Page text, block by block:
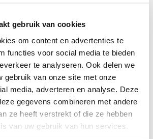
gebruik van cookies
om content en advertenties te
functies voor social media te bieden
te analyseren. Ook delen we
gebruik van onze site met onze
media, adverteren en analyse. Deze
gegevens combineren met andere
ze heeft verstrekt of die ze hebben
van uw gebruik van hun services.